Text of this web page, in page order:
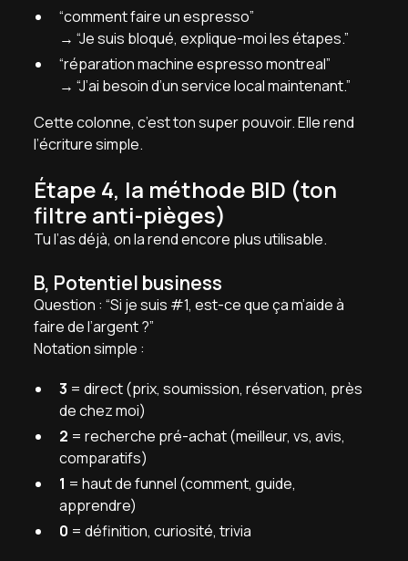
“comment faire un espresso”
→ “Je suis bloqué, explique-moi les étapes.”
“réparation machine espresso montreal”
→ “J’ai besoin d’un service local maintenant.”
Cette colonne, c’est ton super pouvoir. Elle rend
l’écriture simple.
Étape 4, la méthode BID (ton
filtre anti-pièges)
Tu l’as déjà, on la rend encore plus utilisable.
B, Potentiel business
Question : “Si je suis #1, est-ce que ça m’aide à
faire de l’argent ?”
Notation simple :
3 = direct (prix, soumission, réservation, près
de chez moi)
2 = recherche pré-achat (meilleur, vs, avis,
comparatifs)
1 = haut de funnel (comment, guide,
apprendre)
0 = définition, curiosité, trivia